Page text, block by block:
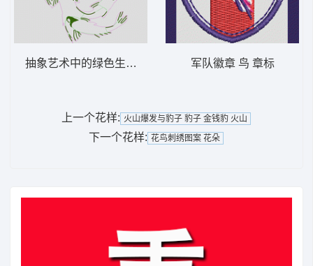
抽象艺术中的绿色生物 鱼 鲤鱼 珠片 印花绣
军队徽章 鸟 章标
上一个花样: 火山爆发与豹子 豹子 金钱豹 火山
下一个花样: 花鸟刺绣图案 花朵